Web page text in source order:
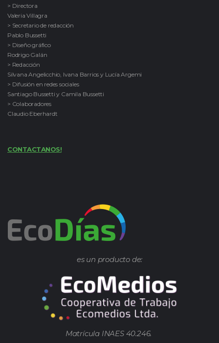
> Directora
Valeria Villagra
> Secretario de redacción
Pablo Bussetti
> Diseño gráfico
Rodrigo Galán
> Redacción
Silvana Angelicchio, Ivana Barrios y Lucía Argemi
> Difusión en redes sociales
Santiago Bussetti y Camila Bussetti
> Colaboradores
Claudio Eberhardt
CONTACTANOS!
es un producto de:
Matrícula INAES 40.246.